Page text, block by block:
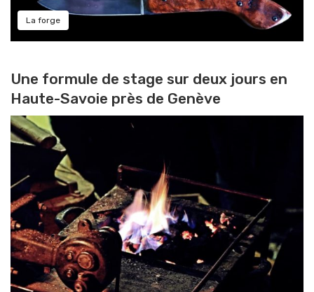
La forge
Une formule de stage sur deux jours en
Haute-Savoie près de Genève